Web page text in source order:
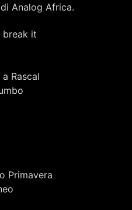
Città Aperta
Analog Africa.
break it
Rascal
Primavera